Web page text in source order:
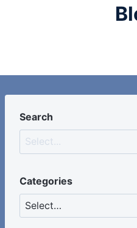
Search
Categories